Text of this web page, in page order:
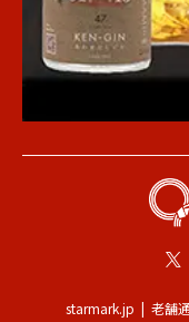
Instagram
starmark.jp 老舗